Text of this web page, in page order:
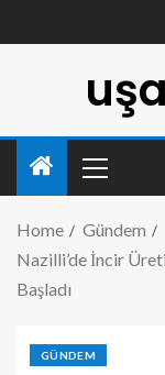
Home
Gündem
Nazilli’de İncir
Başladı
GÜNDEM